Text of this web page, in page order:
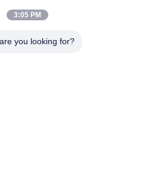
के लिए शेकिंग आर्म्स के लिए निर्बाध
3:05 PM
you looking for?